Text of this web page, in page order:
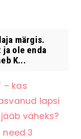
märgis.
ole enda
K...
– kas
lapsi
väheks?
3